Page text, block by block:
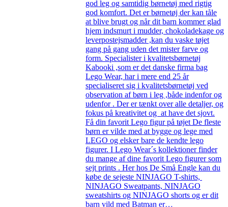
god leg og samtidig børnetøj med rigtig
god komfort. Det er børnetøj der kan tåle
at blive brugt og når dit barn kommer glad
hjem indsmurt i mudder, chokoladekage og
leverpostejsmadder ,kan du vaske tøjet
gang på gang uden det mister farve og
form. Specialister i kvalitetsbørnetøj
Kabooki ,som er det danske firma bag
Lego Wear, har i mere end 25 år
specialiseret sig i kvalitetsbørnetøj ved
observation af børn i leg ,både indenfor og
udenfor . Der er tænkt over alle detaljer, og
fokus på kreativitet og at have det sjovt.
Få din favorit Lego figur på tøjet De fleste
børn er vilde med at bygge og lege med
LEGO og elsker bare de kendte lego
figurer. I Lego Wear´s kollektioner finder
du mange af dine favorit Lego figurer som
sejt prints . Her hos De Små Engle kan du
købe de sejeste NINJAGO T-shirts,
NINJAGO Sweatpants, NINJAGO
sweatshirts og NINJAGO shorts og er dit
barn vild med Batman er…